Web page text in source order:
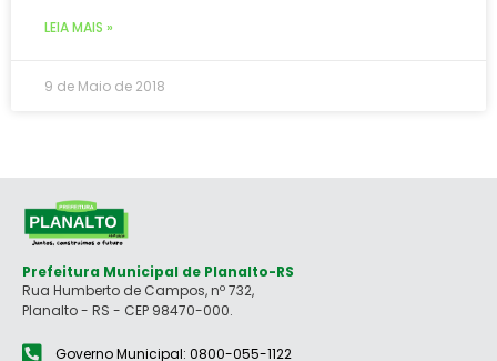
LEIA MAIS »
9 de Maio de 2018
Prefeitura Municipal de Planalto-RS
Rua Humberto de Campos, nº 732,
Planalto - RS - CEP 98470-000.
Governo Municipal: 0800-055-1122